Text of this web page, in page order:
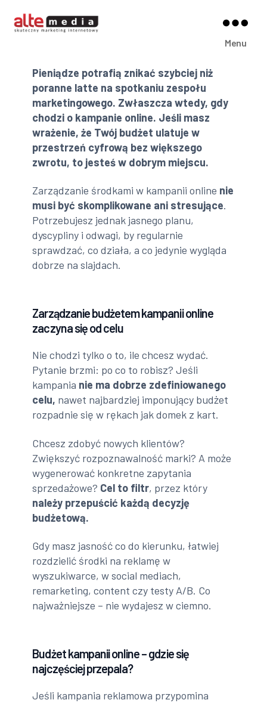
Media
Menu
Pieniądze potrafią znikać szybciej niż
poranne latte na spotkaniu zespołu
marketingowego. Zwłaszcza wtedy, gdy
chodzi o kampanie online. Jeśli masz
wrażenie, że Twój budżet ulatuje w
przestrzeń cyfrową bez większego
zwrotu, to jesteś w dobrym miejscu.
Zarządzanie środkami w kampanii online nie
musi być skomplikowane ani stresujące.
Potrzebujesz jednak jasnego planu,
dyscypliny i odwagi, by regularnie
sprawdzać, co działa, a co jedynie wygląda
dobrze na slajdach.
Zarządzanie budżetem kampanii online
zaczyna się od celu
Nie chodzi tylko o to, ile chcesz wydać.
Pytanie brzmi: po co to robisz? Jeśli
kampania nie ma dobrze zdefiniowanego
celu, nawet najbardziej imponujący budżet
rozpadnie się w rękach jak domek z kart.
Chcesz zdobyć nowych klientów?
Zwiększyć rozpoznawalność marki? A może
wygenerować konkretne zapytania
sprzedażowe? Cel to filtr, przez który
należy przepuścić każdą decyzję
budżetową.
Gdy masz jasność co do kierunku, łatwiej
rozdzielić środki na reklamę w
wyszukiwarce, w social mediach,
remarketing, content czy testy A/B. Co
najważniejsze – nie wydajesz w ciemno.
Budżet kampanii online – gdzie się
najczęściej przepala?
Jeśli kampania reklamowa przypomina